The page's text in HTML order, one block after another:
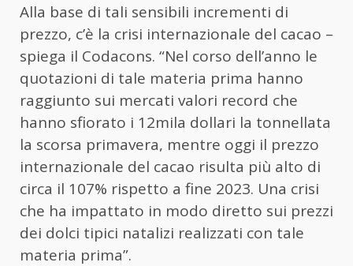
Alla base di tali sensibili incrementi di
prezzo, c’è la crisi internazionale del cacao –
spiega il Codacons. “Nel corso dell’anno le
quotazioni di tale materia prima hanno
raggiunto sui mercati valori record che
hanno sfiorato i 12mila dollari la tonnellata
la scorsa primavera, mentre oggi il prezzo
internazionale del cacao risulta più alto di
circa il 107% rispetto a fine 2023. Una crisi
che ha impattato in modo diretto sui prezzi
dei dolci tipici natalizi realizzati con tale
materia prima”.